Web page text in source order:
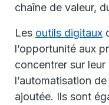
chaîne de valeur,
Les outils digitaux
l’opportunité aux
concentrer sur
l’automatisation
ajoutée. Ils sont